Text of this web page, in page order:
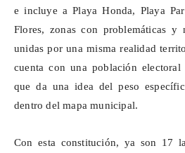
e incluye a Playa Honda, Playa
Flores, zonas con problemáticas y
unidas por una misma realidad
cuenta con una población
que da una idea del peso
dentro del mapa municipal.
Con esta constitución, ya son 17